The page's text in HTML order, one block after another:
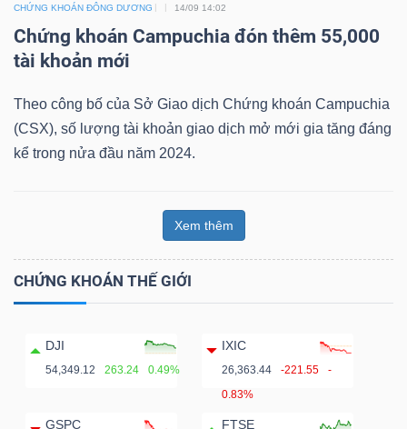
CHỨNG KHOÁN ĐÔNG DƯƠNG 14/09 14:02
Chứng khoán Campuchia đón thêm 55,000
tài khoản mới
Theo công bố của Sở Giao dịch Chứng khoán Campuchia
(CSX), số lượng tài khoản giao dịch mở mới gia tăng đáng
kể trong nửa đầu năm 2024.
Xem thêm
CHỨNG KHOÁN THẾ GIỚI
DJI
54,349.12 263.24 0.49%
IXIC
26,363.44 -221.55
-
0.83%
GSPC FTSE
chính
Công
cụ
thông